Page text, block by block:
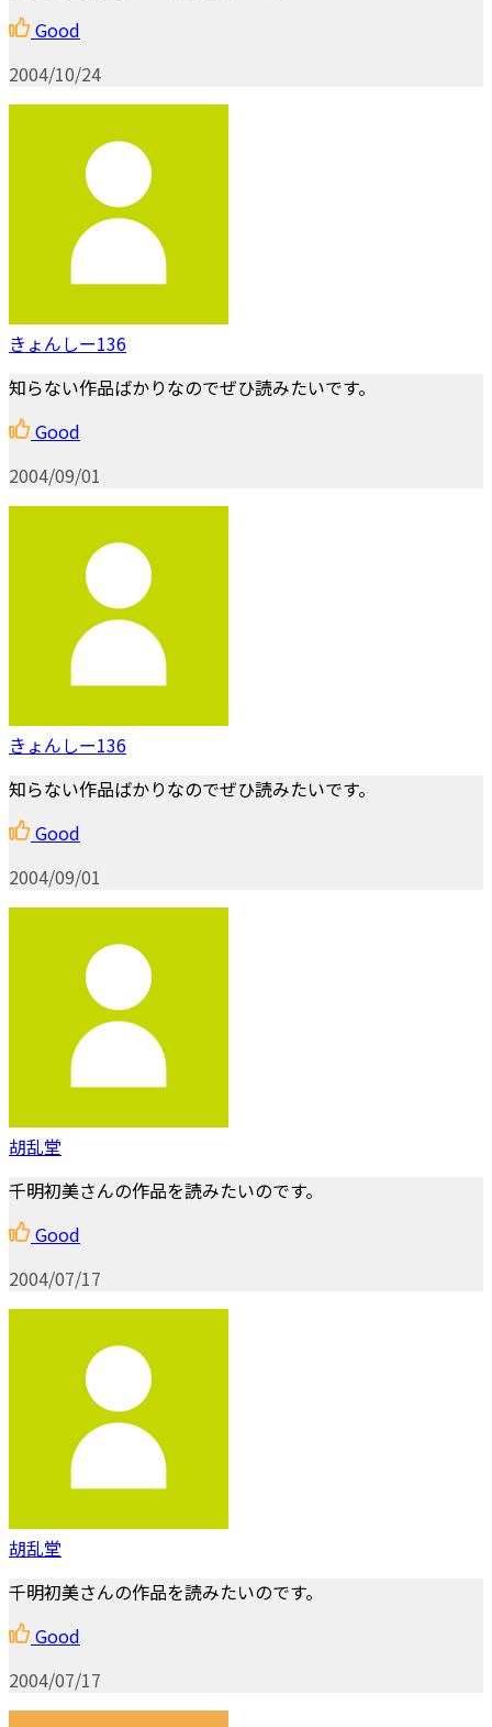
Good
2004/10/24
きょんしー136
知らない作品ばかりなのでぜひ読みたいです。
Good
2004/09/01
きょんしー136
知らない作品ばかりなのでぜひ読みたいです。
Good
2004/09/01
胡乱堂
千明初美さんの作品を読みたいのです。
Good
2004/07/17
胡乱堂
千明初美さんの作品を読みたいのです。
Good
2004/07/17